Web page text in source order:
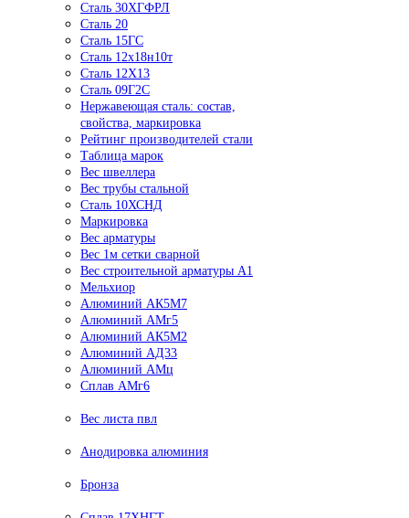
Сталь 30ХГФРЛ
Сталь 20
Сталь 15ГС
Сталь 12х18н10т
Сталь 12Х13
Сталь 09Г2С
Нержавеющая сталь: состав,
свойства, маркировка
Рейтинг производителей стали
Таблица марок
Вес швеллера
Вес трубы стальной
Сталь 10ХСНД
Маркировка
Вес арматуры
Вес 1м сетки сварной
Вес строительной арматуры А1
Мельхиор
Алюминий АК5М7
Алюминий АМг5
Алюминий АК5М2
Алюминий АД33
Алюминий АМц
Сплав АМг6
Вес листа пвл
Анодировка алюминия
Бронза